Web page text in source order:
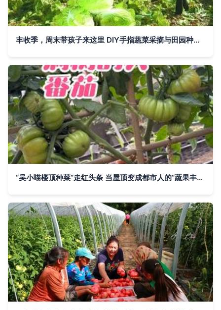
丰收季，周末带孩子来这里 DIY手指蔬菜采摘与田园种植体验
“吴小喵楼顶种菜”走红头条 当屋顶变成都市人的“蔬果丰收园”